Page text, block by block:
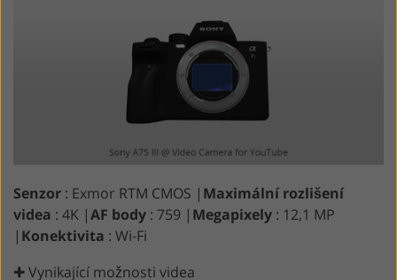
Senzor : Exmor RTM CMOS | Maximální rozlišení
videa : 4K |AF body : 759 | Megapixely : 12,1 MP
| Konektivita : Wi-Fi
✚ Vynikající možnosti videa